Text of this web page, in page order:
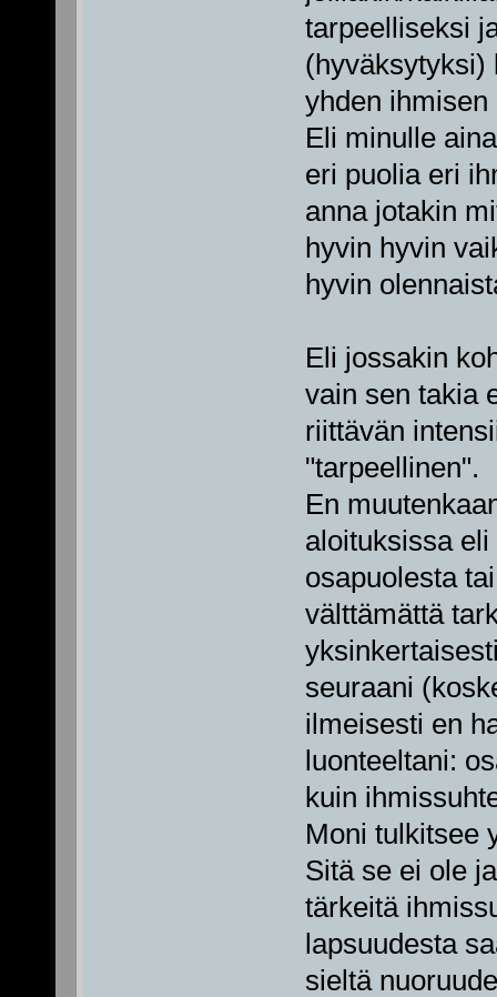
tarpeelliseksi
(hyväksytyksi)
yhden
Eli minulle
eri puolia eri
anna jotakin
hyvin hyvin
hyvin
Eli jossakin
vain sen takia
riittävän
"tarpeellinen".
En
aloituksissa
osapuolesta
välttämättä
seuraani
ilmeisesti en
luonteeltani:
kuin
Moni tulkitsee
Sitä se ei ole
tärkeitä
lapsuudesta
sieltä